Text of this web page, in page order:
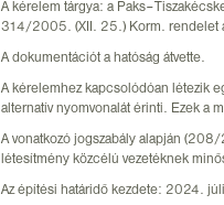
A kérelem tárgya: a
314/2005. (XII. 25.) Korm. rendelet
A dokumentációt a hatóság átvette.
A kérelemhez kapcsolódóan létezik
alternatív nyomvonalát érinti. Ezek a
A vonatkozó jogszabály alapján
létesítmény közcélú vezetéknek
Az építési határidő kezdete: 2024.